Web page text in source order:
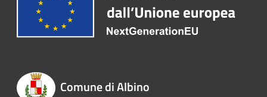
Comune di Albino